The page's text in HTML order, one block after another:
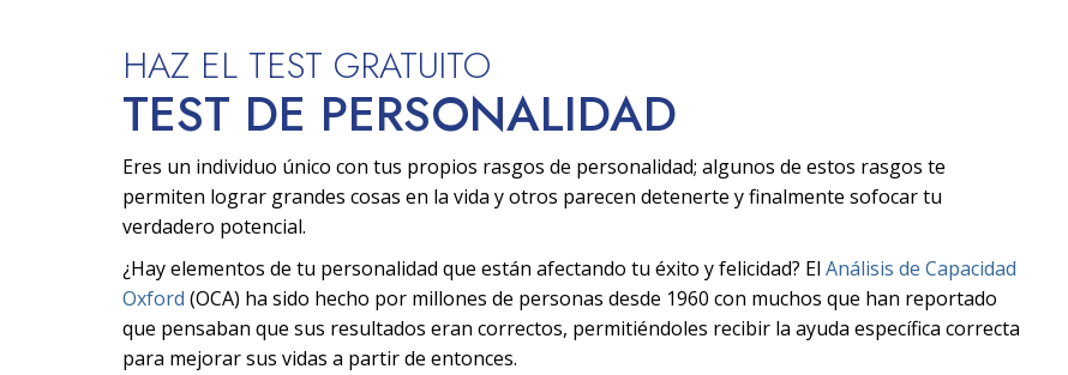
HAZ EL TEST GRATUITO
TEST DE PERSONALIDAD
Eres un individuo único con tus propios rasgos de personalidad; algunos de estos rasgos te
permiten lograr grandes cosas en la vida y otros parecen detenerte y finalmente sofocar tu
verdadero potencial.
¿Hay elementos de tu personalidad que están afectando tu éxito y felicidad? El Análisis de Capacidad
Oxford (OCA) ha sido hecho por millones de personas desde 1960 con muchos que han reportado
que pensaban que sus resultados eran correctos, permitiéndoles recibir la ayuda específica correcta
para mejorar sus vidas a partir de entonces.